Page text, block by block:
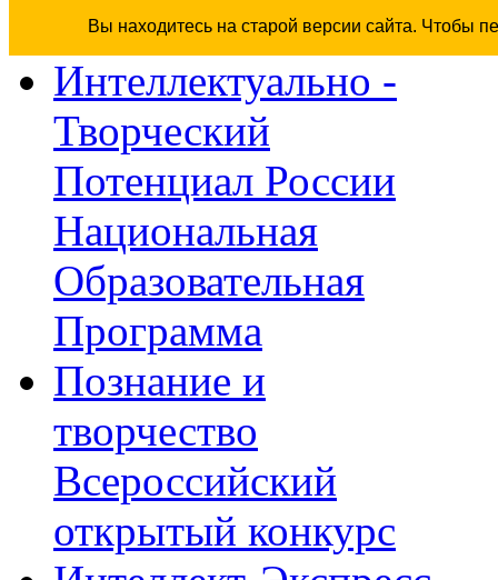
Вы находитесь на старой версии сайта. Чтобы
Интеллектуально -
Творческий
Потенциал России
Национальная
Образовательная
Программа
Познание и
творчество
Всероссийский
открытый конкурс